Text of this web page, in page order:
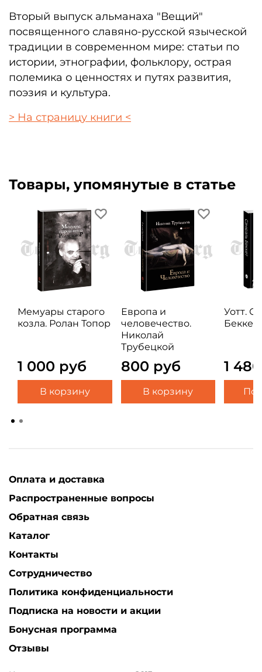
Вторый выпуск альманаха "Вещий"
посвященного славяно-русской языческой
традиции в современном мире: статьи по
истории, этнографии, фольклору, острая
полемика о ценностях и путях развития,
поэзия и культура.
> На страницу книги <
Товары, упомянутые в статье
Мемуары старого
козла. Ролан Топор
1 000 руб
В корзину
Европа и
человечество.
Николай
Трубецкой
800 руб
В корзину
Уотт.
Беккетт
1
Оплата и доставка
Распространенные вопросы
Обратная связь
Каталог
Контакты
Сотрудничество
Политика конфиденциальности
Подписка на новости и акции
Бонусная программа
Отзывы